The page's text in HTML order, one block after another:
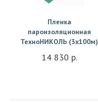
Пленка
пароизоляционная
ТехноНИКОЛЬ (3х100м)
14 830 р.